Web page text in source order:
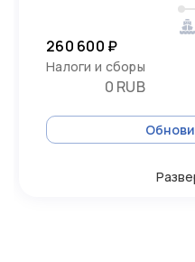
260 600 ₽
Налоги и сборы
0 RUB